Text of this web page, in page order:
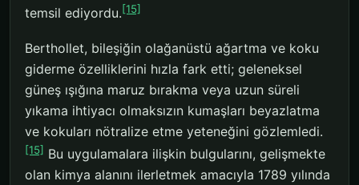
temsil ediyordu.[15]
Berthollet, bileşiğin olağanüstü ağartma ve koku
giderme özelliklerini hızla fark etti; geleneksel
güneş ışığına maruz bırakma veya uzun süreli
yıkama ihtiyacı olmaksızın kumaşları beyazlatma
ve kokuları nötralize etme yeteneğini gözlemledi.
[15] Bu uygulamalara ilişkin bulgularını, gelişmekte
olan kimya alanını ilerletmek amacıyla 1789 yılında